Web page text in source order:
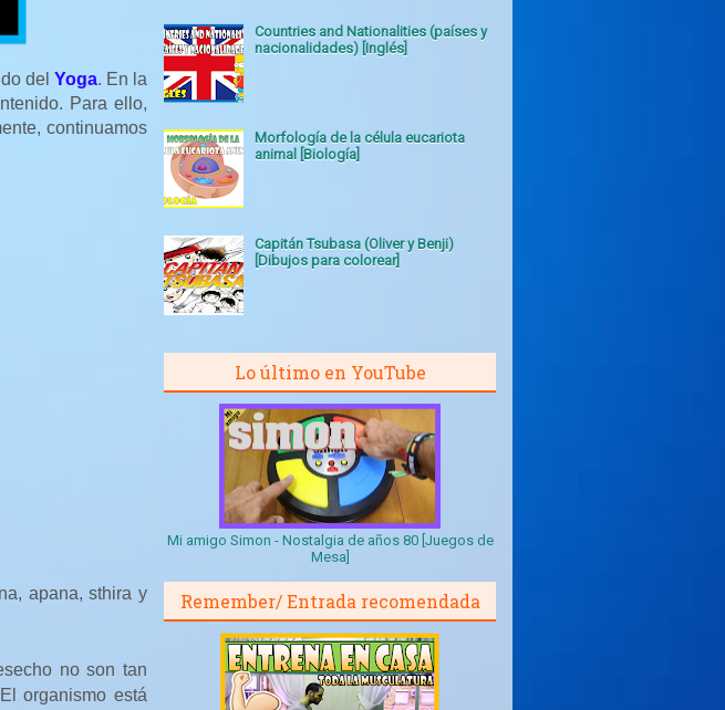
del Yoga. En la
Para ello,
continuamos
apana, sthira y
no son tan
organismo está
Countries and Nationalities (países y
nacionalidades) [Inglés]
Morfología de la célula eucariota
animal [Biología]
Capitán Tsubasa (Oliver y Benji)
[Dibujos para colorear]
Lo último en YouTube
Mi amigo Simon - Nostalgia de años 80 [Juegos de
Mesa]
Remember/ Entrada recomendada